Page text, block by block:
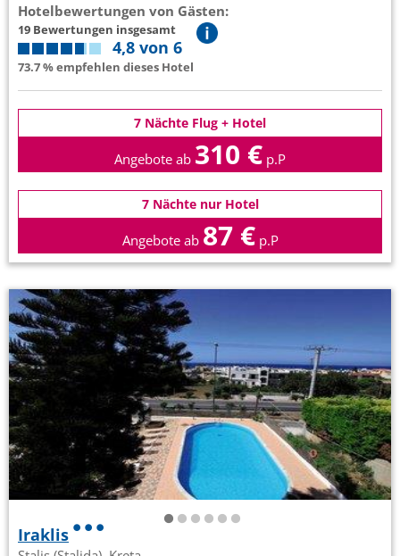
Hotelbewertungen von Gästen:
19 Bewertungen insgesamt
4,8 von 6
73.7 % empfehlen dieses Hotel
7 Nächte Flug + Hotel
Angebote ab 310 € p.P
7 Nächte nur Hotel
Angebote ab 87 € p.P
Iraklis